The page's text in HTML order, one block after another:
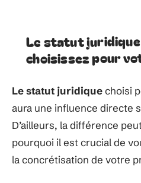
Le statut juridique
choisissez pour
Le statut juridiquechoisi
aura une influence directe
D’ailleurs, la différence
pourquoi il est crucial de
la concrétisation de votre